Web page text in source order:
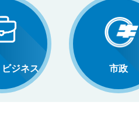
ジネス 市政